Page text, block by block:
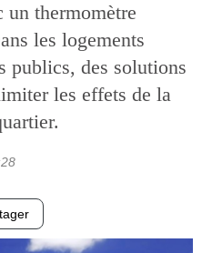
un thermomètre
les logements
publics, des solutions
les effets de la